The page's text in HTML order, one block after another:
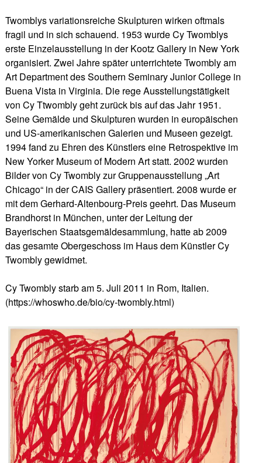
Twomblys variationsreiche Skulpturen wirken oftmals
fragil und in sich schauend. 1953 wurde Cy Twomblys
erste Einzelausstellung in der Kootz Gallery in New York
organisiert. Zwei Jahre später unterrichtete Twombly am
Art Department des Southern Seminary Junior College in
Buena Vista in Virginia. Die rege Ausstellungstätigkeit
von Cy Ttwombly geht zurück bis auf das Jahr 1951.
Seine Gemälde und Skulpturen wurden in europäischen
und US-amerikanischen Galerien und Museen gezeigt.
1994 fand zu Ehren des Künstlers eine Retrospektive im
New Yorker Museum of Modern Art statt. 2002 wurden
Bilder von Cy Twombly zur Gruppenausstellung „Art
Chicago“ in der CAIS Gallery präsentiert. 2008 wurde er
mit dem Gerhard-Altenbourg-Preis geehrt. Das Museum
Brandhorst in München, unter der Leitung der
Bayerischen Staatsgemäldesammlung, hatte ab 2009
das gesamte Obergeschoss im Haus dem Künstler Cy
Twombly gewidmet.
Cy Twombly starb am 5. Juli 2011 in Rom, Italien.
(https://whoswho.de/bio/cy-twombly.html)